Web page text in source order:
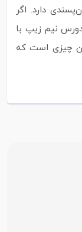
دارد. اگر
نیم زیپ با
چیزی است که